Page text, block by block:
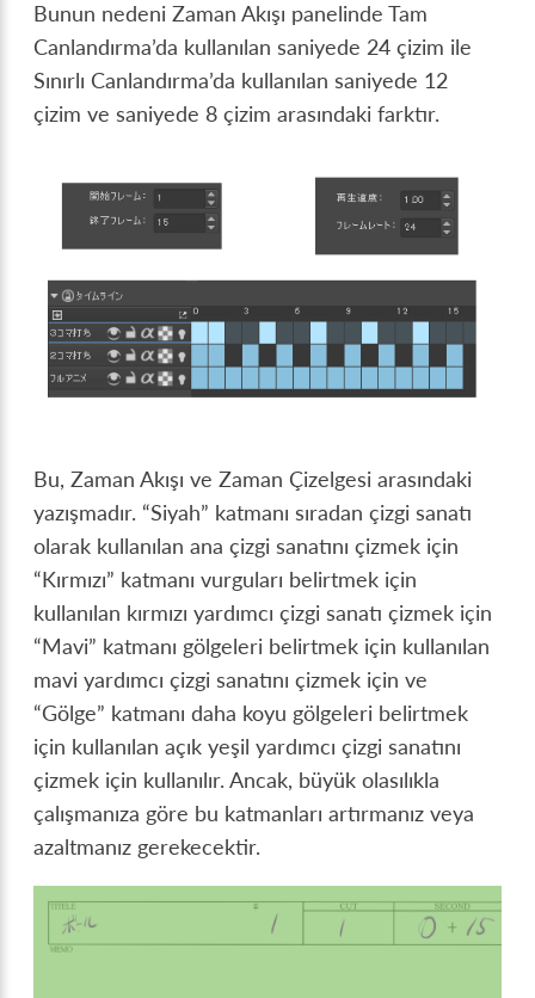
Bunun nedeni Zaman Akışı panelinde Tam
Canlandırma’da kullanılan saniyede 24 çizim ile
Sınırlı Canlandırma’da kullanılan saniyede 12
çizim ve saniyede 8 çizim arasındaki farktır.
Bu, Zaman Akışı ve Zaman Çizelgesi arasındaki
yazışmadır. “Siyah” katmanı sıradan çizgi sanatı
olarak kullanılan ana çizgi sanatını çizmek için
“Kırmızı” katmanı vurguları belirtmek için
kullanılan kırmızı yardımcı çizgi sanatı çizmek için
“Mavi” katmanı gölgeleri belirtmek için kullanılan
mavi yardımcı çizgi sanatını çizmek için ve
“Gölge” katmanı daha koyu gölgeleri belirtmek
için kullanılan açık yeşil yardımcı çizgi sanatını
çizmek için kullanılır. Ancak, büyük olasılıkla
çalışmanıza göre bu katmanları artırmanız veya
azaltmanız gerekecektir.